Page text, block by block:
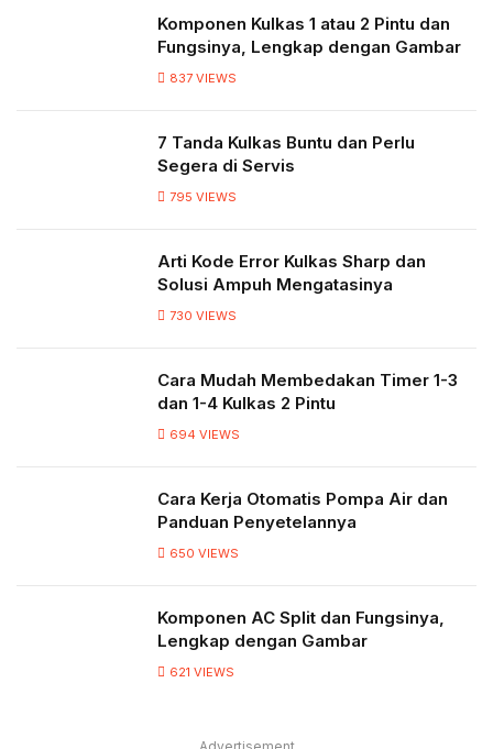
Komponen Kulkas 1 atau 2 Pintu dan
Fungsinya, Lengkap dengan Gambar
837 VIEWS
7 Tanda Kulkas Buntu dan Perlu
Segera di Servis
795 VIEWS
Arti Kode Error Kulkas Sharp dan
Solusi Ampuh Mengatasinya
730 VIEWS
Cara Mudah Membedakan Timer 1-3
dan 1-4 Kulkas 2 Pintu
694 VIEWS
Cara Kerja Otomatis Pompa Air dan
Panduan Penyetelannya
650 VIEWS
Komponen AC Split dan Fungsinya,
Lengkap dengan Gambar
621 VIEWS